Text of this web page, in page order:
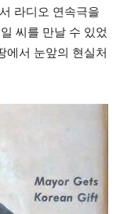
라디오 연속극을
씨를 만날 수 있었
에서 눈앞의 현실처